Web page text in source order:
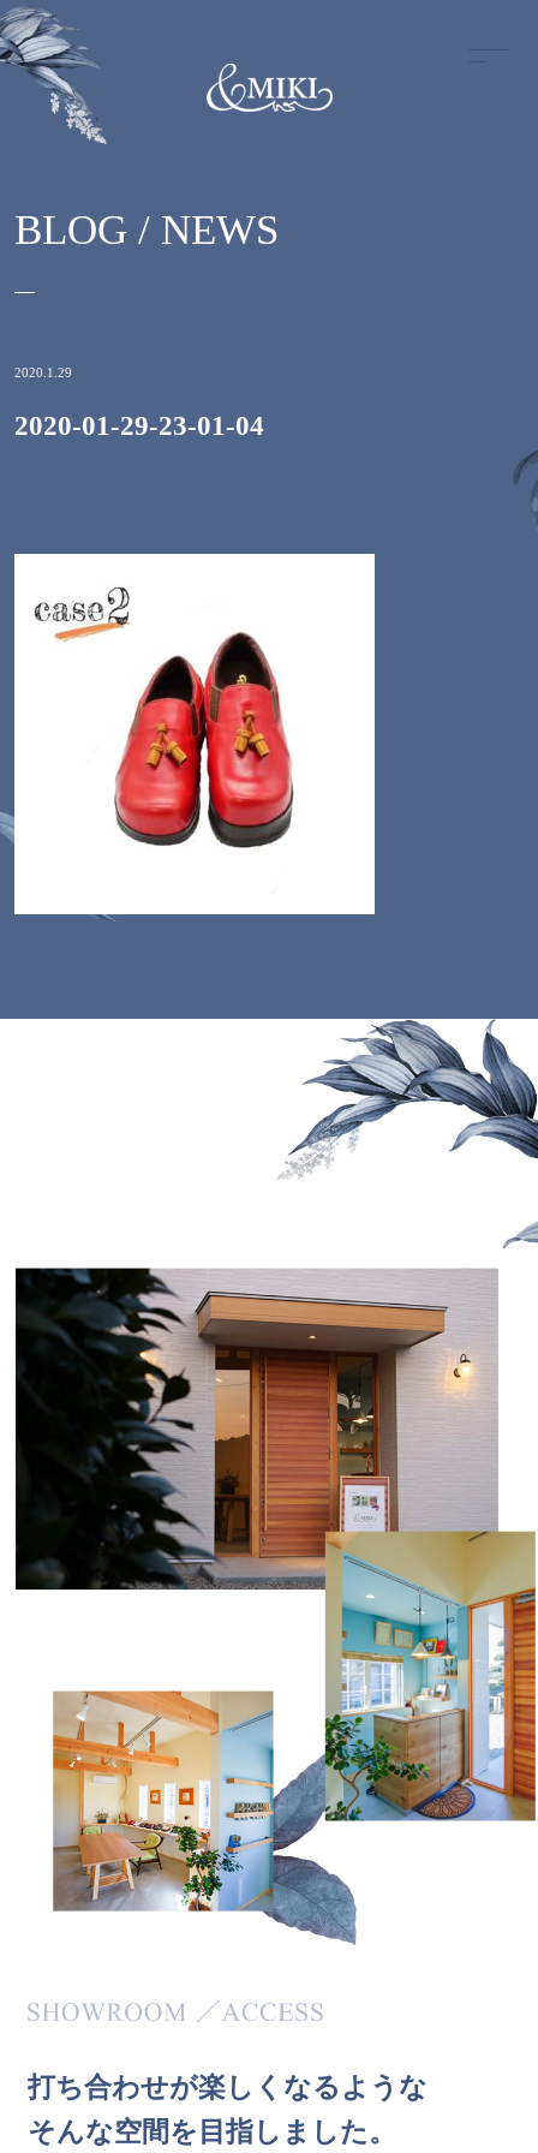
BLOG / NEWS
2020.1.29
2020-01-29-23-01-04
打ち合わせが楽し く なる よ う な
そんな空間を 目指し ま した。